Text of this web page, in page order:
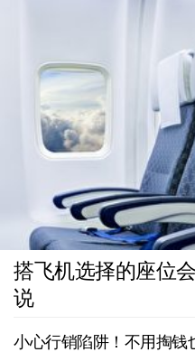
搭飞机选择的座位
说
小心行销陷阱！不用掏钱